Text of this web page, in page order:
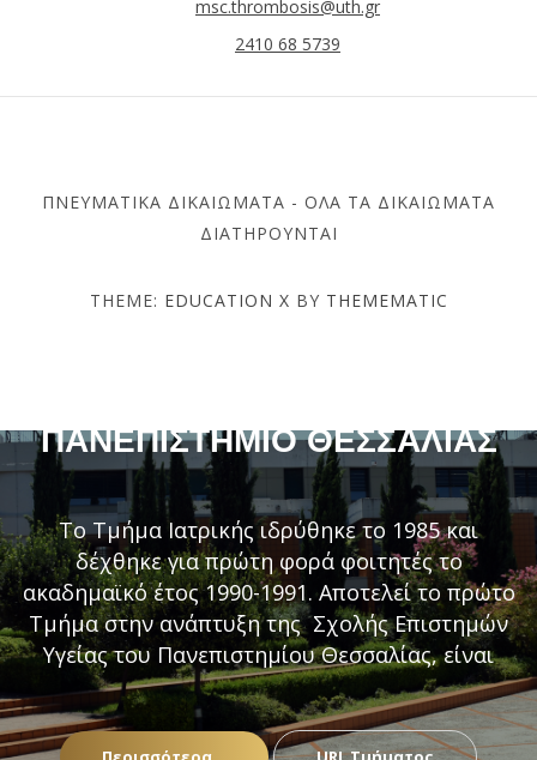
msc.thrombosis@uth.gr
2410 68 5739
ΠΝΕΥΜΑΤΙΚΆ ΔΙΚΑΙΏΜΑΤΑ - ΌΛΑ ΤΑ ΔΙΚΑΙΏΜΑΤΑ
ΔΙΑΤΗΡΟΎΝΤΑΙ
THEME: EDUCATION X BY THEMEMATIC
ΠΑΝΕΠΙΣΤΉΜΙΟ ΘΕΣΣΑΛΊΑΣ
Το Τμήμα Ιατρικής ιδρύθηκε το 1985 και
δέχθηκε για πρώτη φορά φοιτητές το
ακαδημαϊκό έτος 1990-1991. Αποτελεί το πρώτο
Τμήμα στην ανάπτυξη της Σχολής Επιστημών
Υγείας του Πανεπιστημίου Θεσσαλίας, είναι